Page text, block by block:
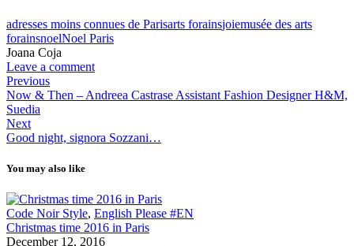
adresses moins connues de Parisarts forainsjoiemusée des arts
forainsnoelNoel Paris
Joana Coja
Leave a comment
Previous
Now & Then – Andreea Castrase Assistant Fashion Designer H&M,
Suedia
Next
Good night, signora Sozzani…
You may also like
Code Noir Style, English Please #EN
Christmas time 2016 in Paris
December 12, 2016